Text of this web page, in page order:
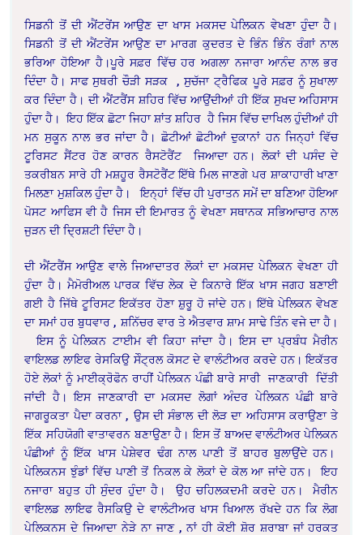
ਸਿਡਨੀ ਤੋਂ ਦੀ ਐਂਟਰੇਂਸ ਆਉਣ ਦਾ ਖਾਸ ਮਕਸਦ ਪੇਲਿਕਨ ਵੇਖਣਾ ਹੁੰਦਾ ਹੈ।
ਸਿਡਨੀ ਤੋਂ ਦੀ ਐਂਟਰੇਂਸ ਆਉਣ ਦਾ ਮਾਰਗ ਕੁਦਰਤ ਦੇ ਭਿੰਨ ਭਿੰਨ ਰੰਗਾਂ ਨਾਲ
ਭਰਿਆ ਹੋਇਆ ਹੈ।ਪੂਰੇ ਸਫ਼ਰ ਵਿੱਚ ਹਰ ਅਗਲਾ ਨਜਾਰਾ ਆਨੰਦ ਨਾਲ ਭਰ
ਦਿੰਦਾ ਹੈ। ਸਾਫ ਸੁਥਰੀ ਚੌੜੀ ਸੜਕ , ਸੁਚੱਜਾ ਟ੍ਰੈਫਿਕ ਪੂਰੇ ਸਫ਼ਰ ਨੂੰ ਸੁਖਾਲਾ
ਕਰ ਦਿੰਦਾ ਹੈ। ਦੀ ਐਂਟਰੈਂਸ ਸ਼ਹਿਰ ਵਿੱਚ ਆਉਂਦੀਆਂ ਹੀ ਇੱਕ ਸੁਖਦ ਅਹਿਸਾਸ
ਹੁੰਦਾ ਹੈ। ਇਹ ਇੱਕ ਛੋਟਾ ਜਿਹਾ ਸ਼ਾਂਤ ਸ਼ਹਿਰ ਹੈ ਜਿਸ ਵਿੱਚ ਦਾਖਿਲ ਹੁੰਦੀਆਂ ਹੀ
ਮਨ ਸੁਕੂਨ ਨਾਲ ਭਰ ਜਾਂਦਾ ਹੈ। ਛੋਟੀਆਂ ਛੋਟੀਆਂ ਦੁਕਾਨਾਂ ਹਨ ਜਿਨ੍ਹਾਂ ਵਿੱਚ
ਟੂਰਿਸਟ ਸੈਂਟਰ ਹੋਣ ਕਾਰਨ ਰੈਸਟੋਰੈਂਟ ਜਿਆਦਾ ਹਨ। ਲੋਕਾਂ ਦੀ ਪਸੰਦ ਦੇ
ਤਕਰੀਬਨ ਸਾਰੇ ਹੀ ਮਸ਼ਹੂਰ ਰੈਸਟੋਰੈਂਟ ਇੱਥੇ ਮਿਲ ਜਾਣਗੇ ਪਰ ਸ਼ਾਕਾਹਾਰੀ ਖਾਣਾ
ਮਿਲਣਾ ਮੁਸ਼ਕਿਲ ਹੁੰਦਾ ਹੈ। ਇਨ੍ਹਾਂ ਵਿੱਚ ਹੀ ਪੁਰਾਤਨ ਸਮੇਂ ਦਾ ਬਣਿਆ ਹੋਇਆ
ਪੋਸਟ ਆਫਿਸ ਵੀ ਹੈ ਜਿਸ ਦੀ ਇਮਾਰਤ ਨੂੰ ਵੇਖਣਾ ਸਥਾਨਕ ਸਭਿਆਚਾਰ ਨਾਲ
ਜੁੜਨ ਦੀ ਦ੍ਰਿਸ਼ਟੀ ਦਿੰਦਾ ਹੈ।
ਦੀ ਐਂਟਰੈਂਸ ਆਉਣ ਵਾਲੇ ਜਿਆਦਾਤਰ ਲੋਕਾਂ ਦਾ ਮਕਸਦ ਪੇਲਿਕਨ ਵੇਖਣਾ ਹੀ
ਹੁੰਦਾ ਹੈ। ਮੈਮੋਰੀਅਲ ਪਾਰਕ ਵਿੱਚ ਲੇਕ ਦੇ ਕਿਨਾਰੇ ਇੱਕ ਖਾਸ ਜਗਹ ਬਣਾਈ
ਗਈ ਹੈ ਜਿੱਥੇ ਟੂਰਿਸਟ ਇਕੱਤਰ ਹੋਣਾ ਸ਼ੁਰੂ ਹੋ ਜਾਂਦੇ ਹਨ। ਇੱਥੇ ਪੇਲਿਕਨ ਵੇਖਣ
ਦਾ ਸਮਾਂ ਹਰ ਬੁਧਵਾਰ , ਸ਼ਨਿੱਚਰ ਵਾਰ ਤੇ ਐਤਵਾਰ ਸ਼ਾਮ ਸਾਢੇ ਤਿੰਨ ਵਜੇ ਦਾ ਹੈ।
ਇਸ ਨੂੰ ਪੇਲਿਕਨ ਟਾਈਮ ਵੀ ਕਿਹਾ ਜਾਂਦਾ ਹੈ। ਇਸ ਦਾ ਪ੍ਰਬੰਧ ਮੈਰੀਨ
ਵਾਇਲਡ ਲਾਇਫ ਰੇਸਕਿਉ ਸੇੰਟ੍ਰਲ ਕੋਸਟ ਦੇ ਵਾਲੰਟੀਅਰ ਕਰਦੇ ਹਨ। ਇਕੱਤਰ
ਹੋਏ ਲੋਕਾਂ ਨੂੰ ਮਾਈਕ੍ਰੋਫੋਨ ਰਾਹੀਂ ਪੇਲਿਕਨ ਪੰਛੀ ਬਾਰੇ ਸਾਰੀ ਜਾਣਕਾਰੀ ਦਿੱਤੀ
ਜਾਂਦੀ ਹੈ। ਇਸ ਜਾਣਕਾਰੀ ਦਾ ਮਕਸਦ ਲੋਗਾਂ ਅੰਦਰ ਪੇਲਿਕਨ ਪੰਛੀ ਬਾਰੇ
ਜਾਗਰੂਕਤਾ ਪੈਦਾ ਕਰਨਾ , ਉਸ ਦੀ ਸੰਭਾਲ ਦੀ ਲੋੜ ਦਾ ਅਹਿਸਾਸ ਕਰਾਉਣਾ ਤੇ
ਇੱਕ ਸਹਿਯੋਗੀ ਵਾਤਾਵਰਨ ਬਣਾਉਣਾ ਹੈ। ਇਸ ਤੋਂ ਬਾਅਦ ਵਾਲੰਟੀਅਰ ਪੇਲਿਕਨ
ਪੰਛੀਆਂ ਨੂੰ ਇੱਕ ਖਾਸ ਪੇਸ਼ੇਵਰ ਢੰਗ ਨਾਲ ਪਾਣੀ ਤੋਂ ਬਾਹਰ ਬੁਲਾਉਂਦੇ ਹਨ।
ਪੇਲਿਕਨਸ ਝੁੰਡਾਂ ਵਿੱਚ ਪਾਣੀ ਤੋਂ ਨਿਕਲ ਕੇ ਲੋਕਾਂ ਦੇ ਕੋਲ ਆ ਜਾਂਦੇ ਹਨ। ਇਹ
ਨਜਾਰਾ ਬਹੁਤ ਹੀ ਸੁੰਦਰ ਹੁੰਦਾ ਹੈ। ਉਹ ਚਹਿਲਕਦਮੀ ਕਰਦੇ ਹਨ। ਮੈਰੀਨ
ਵਾਇਲਡ ਲਾਇਫ ਰੈਸਕਿਉ ਦੇ ਵਾਲੰਟੀਅਰ ਖਾਸ ਖਿਆਲ ਰੱਖਦੇ ਹਨ ਕਿ ਲੋਗ
ਪੇਲਿਕਨਸ ਦੇ ਜਿਆਦਾ ਨੇੜੇ ਨਾ ਜਾਣ , ਨਾਂ ਹੀ ਕੋਈ ਸ਼ੋਰ ਸ਼ਰਾਬਾ ਜਾਂ ਹਰਕਤ